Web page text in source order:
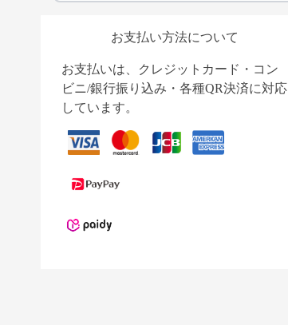
お支払い方法について
お支払いは、クレジットカード・コン
ビニ/銀行振り込み・各種QR決済に対応
しています。